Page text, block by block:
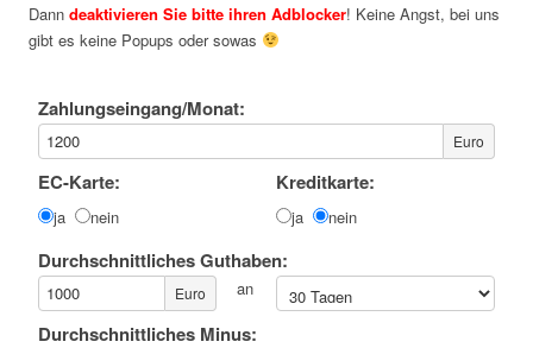
Dann deaktivieren Sie bitte ihren Adblocker! Keine Angst, bei uns
gibt es keine Popups oder sowas
Zahlungseingang/Monat:
Euro
EC-Karte:
ja nein
Kreditkarte:
ja nein
Durchschnittliches Guthaben:
Euro an
Durchschnittliches Minus: